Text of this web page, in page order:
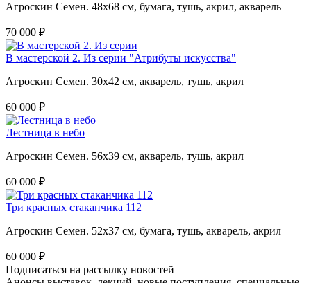
Агроскин Семен. 48х68 см, бумага, тушь, акрил, акварель
70 000 ₽
В мастерской 2. Из серии "Атрибуты искусства"
Агроскин Семен. 30х42 см, акварель, тушь, акрил
60 000 ₽
Лестница в небо
Агроскин Семен. 56х39 см, акварель, тушь, акрил
60 000 ₽
Три красных стаканчика 112
Агроскин Семен. 52х37 см, бумага, тушь, акварель, акрил
60 000 ₽
Подписаться на рассылку новостей